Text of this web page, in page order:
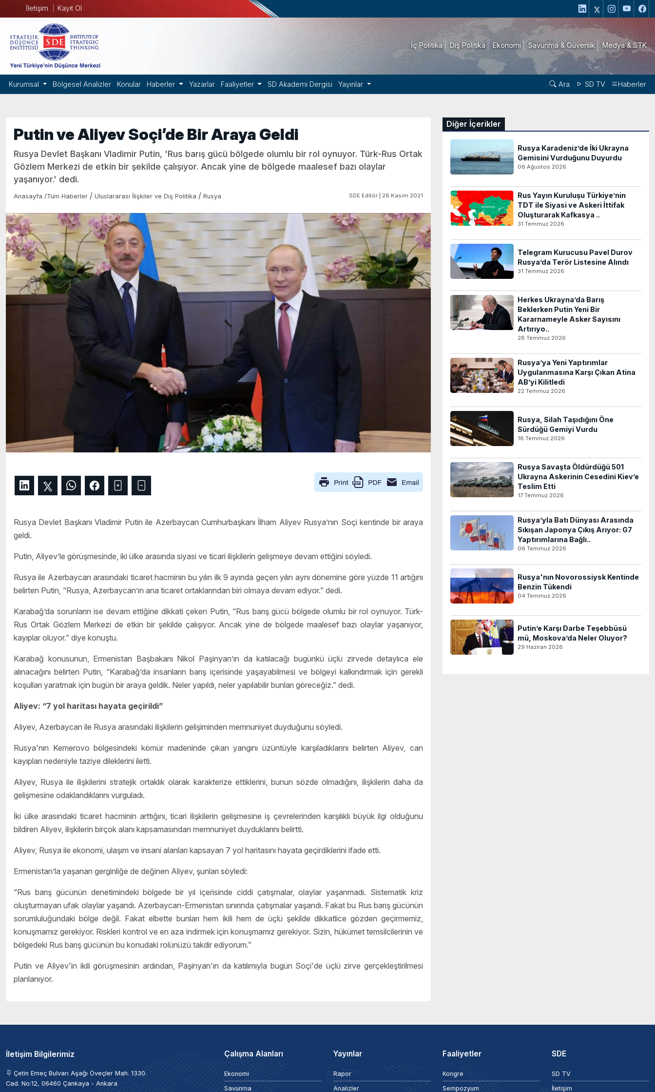
İletişim Kayıt Ol
İç Politika Dış Politika Ekonomi Savunma & Güvenlik Medya & STK
Kurumsal Bölgesel Analizler Konular Haberler Yazarlar Faaliyetler SD Akademi Dergisi Yayınlar Ara SD TV Haberler
Putin ve Aliyev Soçi’de Bir Araya Geldi
Rusya Devlet Başkanı Vladimir Putin, 'Rus barış gücü bölgede olumlu bir rol oynuyor. Türk-Rus Ortak
Gözlem Merkezi de etkin bir şekilde çalışıyor. Ancak yine de bölgede maalesef bazı olaylar
yaşanıyor.' dedi.
Anasayfa /Tüm Haberler / Uluslararası İlişkiler ve Dış Politika / Rusya SDE Editör | 26 Kasım 2021
Rusya Devlet Başkanı Vladimir Putin ile Azerbaycan Cumhurbaşkanı İlham Aliyev Rusya’nın Soçi kentinde bir araya
geldi.
Putin, Aliyev’le görüşmesinde, iki ülke arasında siyasi ve ticari ilişkilerin gelişmeye devam ettiğini söyledi.
Rusya ile Azerbaycan arasındaki ticaret hacminin bu yılın ilk 9 ayında geçen yılın aynı dönemine göre yüzde 11 artığını
belirten Putin, “Rusya, Azerbaycan’ın ana ticaret ortaklarından biri olmaya devam ediyor.” dedi.
Karabağ’da sorunların ise devam ettiğine dikkati çeken Putin, “Rus barış gücü bölgede olumlu bir rol oynuyor. Türk-
Rus Ortak Gözlem Merkezi de etkin bir şekilde çalışıyor. Ancak yine de bölgede maalesef bazı olaylar yaşanıyor,
kayıplar oluyor.” diye konuştu.
Karabağ konusunun, Ermenistan Başbakanı Nikol Paşinyan’ın da katılacağı bugünkü üçlü zirvede detaylıca ele
alınacağını belirten Putin, “Karabağ’da insanların barış içerisinde yaşayabilmesi ve bölgeyi kalkındırmak için gerekli
koşulları yaratmak için bugün bir araya geldik. Neler yapıldı, neler yapılabilir bunları göreceğiz.” dedi.
Aliyev: “7 yol haritası hayata geçirildi”
Aliyev, Azerbaycan ile Rusya arasındaki ilişkilerin gelişiminden memnuniyet duyduğunu söyledi.
Rusya'nın Kemerovo bölgesindeki kömür madeninde çıkan yangını üzüntüyle karşıladıklarını belirten Aliyev, can
kayıpları nedeniyle taziye dileklerini iletti.
Aliyev, Rusya ile ilişkilerini stratejik ortaklık olarak karakterize ettiklerini, bunun sözde olmadığını, ilişkilerin daha da
gelişmesine odaklandıklarını vurguladı.
İki ülke arasındaki ticaret hacminin arttığını, ticari ilişkilerin gelişmesine iş çevrelerinden karşılıklı büyük ilgi olduğunu
bildiren Aliyev, ilişkilerin birçok alanı kapsamasından memnuniyet duyduklarını belirtti.
Aliyev, Rusya ile ekonomi, ulaşım ve insani alanları kapsayan 7 yol haritasını hayata geçirdiklerini ifade etti.
Ermenistan’la yaşanan gerginliğe de değinen Aliyev, şunları söyledi:
“Rus barış gücünün denetimindeki bölgede bir yıl içerisinde ciddi çatışmalar, olaylar yaşanmadı. Sistematik kriz
oluşturmayan ufak olaylar yaşandı. Azerbaycan-Ermenistan sınırında çatışmalar yaşandı. Fakat bu Rus barış gücünün
sorumluluğundaki bölge değil. Fakat elbette bunları hem ikili hem de üçlü şekilde dikkatlice gözden geçirmemiz,
konuşmamız gerekiyor. Riskleri kontrol ve en aza indirmek için konuşmamız gerekiyor. Sizin, hükümet temsilcilerinin ve
bölgedeki Rus barış gücünün bu konudaki rolünüzü takdir ediyorum.”
Putin ve Aliyev'in ikili görüşmesinin ardından, Paşinyan'ın da katılımıyla bugün Soçi'de üçlü zirve gerçekleştirilmesi
planlanıyor.
Diğer İçerikler
Rusya Karadeniz’de İki Ukrayna
Gemisini Vurduğunu Duyurdu
06 Ağustos 2026
Rus Yayın Kuruluşu Türkiye’nin
TDT ile Siyasi ve Askeri İttifak
Oluşturarak Kafkasya ..
31 Temmuz 2026
Telegram Kurucusu Pavel Durov
Rusya’da Terör Listesine Alındı
31 Temmuz 2026
Herkes Ukrayna’da Barış
Beklerken Putin Yeni Bir
Kararnameyle Asker Sayısını
Artırıyo..
28 Temmuz 2026
Rusya’ya Yeni Yaptırımlar
Uygulanmasına Karşı Çıkan Atina
AB’yi Kilitledi
22 Temmuz 2026
Rusya, Silah Taşıdığını Öne
Sürdüğü Gemiyi Vurdu
18 Temmuz 2026
Rusya Savaşta Öldürdüğü 501
Ukrayna Askerinin Cesedini Kiev’e
Teslim Etti
17 Temmuz 2026
Rusya’yla Batı Dünyası Arasında
Sıkışan Japonya Çıkış Arıyor: G7
Yaptırımlarına Bağlı..
06 Temmuz 2026
Rusya'nın Novorossiysk Kentinde
Benzin Tükendi
04 Temmuz 2026
Putin’e Karşı Darbe Teşebbüsü
mü, Moskova’da Neler Oluyor?
29 Haziran 2026
İletişim Bilgilerimiz
Çetin Emeç Bulvarı Aşağı Öveçler Mah. 1330.
Cad. No:12, 06460 Çankaya - Ankara
Çalışma Alanları
Ekonomi
Savunma
Yayınlar
Rapor
Analizler
Faaliyetler
Kongre
Sempozyum
SDE
SD TV
İletişim